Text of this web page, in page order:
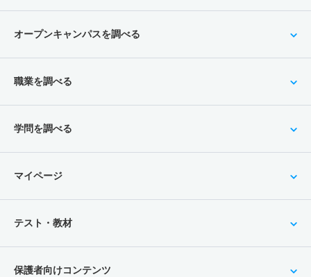
オープンキャンパスを調べる
職業を調べる
学問を調べる
マイページ
テスト・教材
保護者向けコンテンツ